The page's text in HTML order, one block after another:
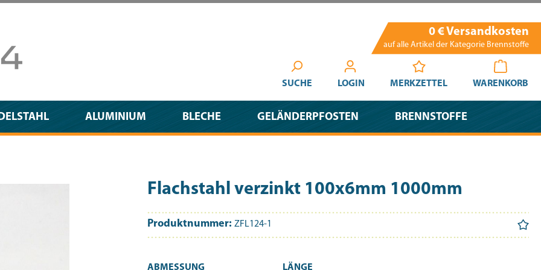
0 € Versandkosten
auf alle Artikel der Kategorie Brennstoffe
SUCHE LOGIN MERKZETTEL WARENKORB
ALUMINIUM BLECHE GELÄNDERPFOSTEN BRENNSTOFFE
Flachstahl verzinkt 100x6mm 1000mm
Produktnummer: ZFL124-1
ABMESSUNG LÄNGE